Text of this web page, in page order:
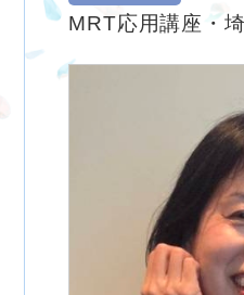
MRT応用講座・